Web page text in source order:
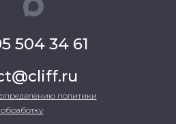
504 34 61
политики